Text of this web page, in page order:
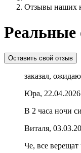
Отзывы наших
Оставить свой отзыв
заказал, ожидаю
Юра, 22.04.2026
В 2 часа ночи
Виталя,
Че, все